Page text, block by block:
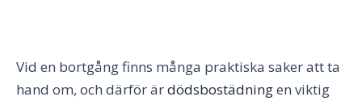
Vid en bortgång finns många praktiska saker att ta
hand om, och därför ärdödsbostädningen viktig